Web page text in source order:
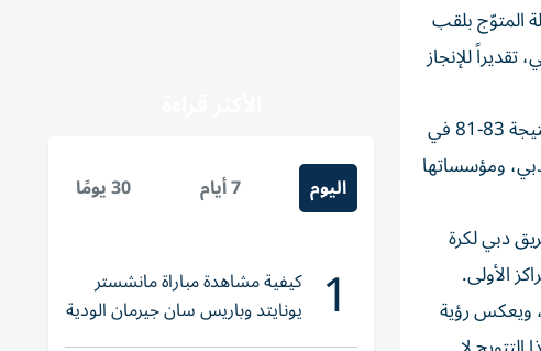
المتوّج بلقب
تقديراً للإنجاز
جاء هذا اللقاء تقديراً لمسيرة الفريق الاستثنائية التي تُوّجت بتحقيق لقب الدوري الأدرياتيكي بعد الفوز على فريق بارتيزان بنتيجة 83-81 في
ومؤسساتها
دبي لكرة
الأولى.
ويعكس رؤية
اليوم 7 أيام 30 يومًا
1 كيفية مشاهدة مباراة مانشستر
يونايتد وباريس سان جيرمان الودية
والقنوات الناقلة